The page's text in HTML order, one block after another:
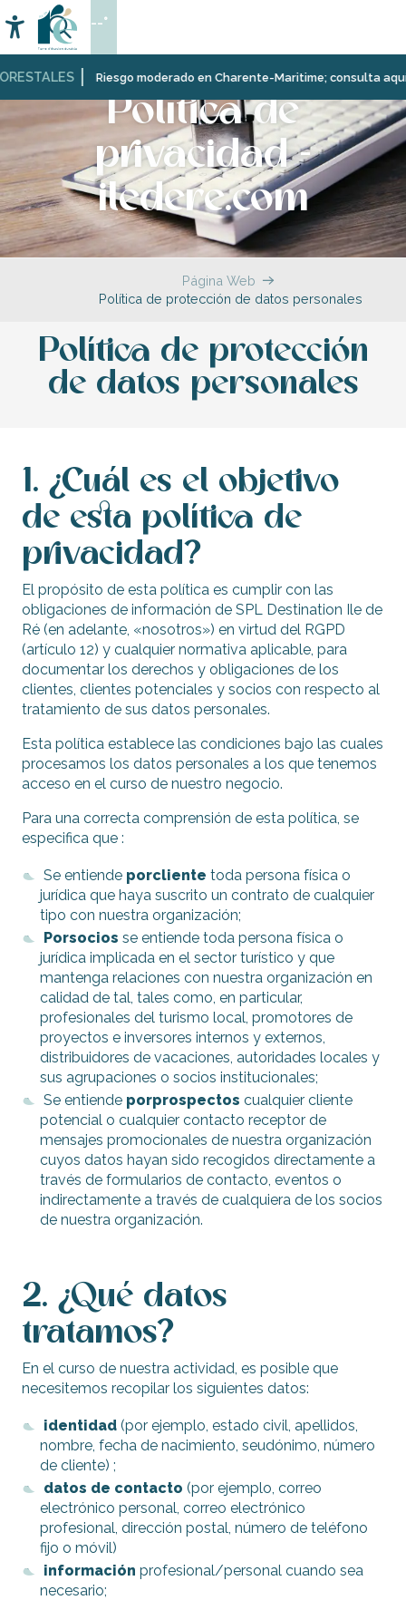
au
contenu
principal Riesgo moderado en Charente-Maritime; consulta aquí las
Accessibilité
Buscar
--°
Política de
privacidad -
iledere.com
Página Web
Política de protección de datos personales
Política de protección
de datos personales
1. ¿Cuál es el objetivo
de esta política de
privacidad?
El propósito de esta política es cumplir con las
obligaciones de información de SPL Destination Ile de
Ré (en adelante, «nosotros») en virtud del RGPD
(artículo 12) y cualquier normativa aplicable, para
documentar los derechos y obligaciones de los
clientes, clientes potenciales y socios con respecto al
tratamiento de sus datos personales.
Esta política establece las condiciones bajo las cuales
procesamos los datos personales a los que tenemos
acceso en el curso de nuestro negocio.
Para una correcta comprensión de esta política, se
especifica que :
Se entiende porcliente toda persona física o
jurídica que haya suscrito un contrato de cualquier
tipo con nuestra organización;
Porsocios se entiende toda persona física o
jurídica implicada en el sector turístico y que
mantenga relaciones con nuestra organización en
calidad de tal, tales como, en particular,
profesionales del turismo local, promotores de
proyectos e inversores internos y externos,
distribuidores de vacaciones, autoridades locales y
sus agrupaciones o socios institucionales;
Se entiende porprospectos cualquier cliente
potencial o cualquier contacto receptor de
mensajes promocionales de nuestra organización
cuyos datos hayan sido recogidos directamente a
través de formularios de contacto, eventos o
indirectamente a través de cualquiera de los socios
de nuestra organización.
2. ¿Qué datos
tratamos?
En el curso de nuestra actividad, es posible que
necesitemos recopilar los siguientes datos:
identidad (por ejemplo, estado civil, apellidos,
nombre, fecha de nacimiento, seudónimo, número
de cliente) ;
datos de contacto (por ejemplo, correo
electrónico personal, correo electrónico
profesional, dirección postal, número de teléfono
fijo o móvil)
información profesional/personal cuando sea
necesario;